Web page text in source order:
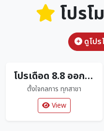
โปรโ
ดูโป
โปรเดือด 8.8 ออกรถดาวน์ 0 บาท
ตั้งใจกลการ ทุกสาขา
View